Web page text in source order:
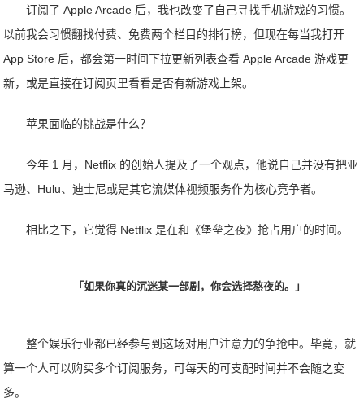
订阅了 Apple Arcade 后，我也改变了自己寻找手机游戏的习惯。
以前我会习惯翻找付费、免费两个栏目的排行榜，但现在每当我打开
App Store 后，都会第一时间下拉更新列表查看 Apple Arcade 游戏更
新，或是直接在订阅页里看看是否有新游戏上架。
苹果面临的挑战是什么？
今年 1 月，Netflix 的创始人提及了一个观点，他说自己并没有把亚
马逊、Hulu、迪士尼或是其它流媒体视频服务作为核心竞争者。
相比之下，它觉得 Netflix 是在和《堡垒之夜》抢占用户的时间。
「如果你真的沉迷某一部剧，你会选择熬夜的。」
整个娱乐行业都已经参与到这场对用户注意力的争抢中。毕竟，就
算一个人可以购买多个订阅服务，可每天的可支配时间并不会随之变
多。